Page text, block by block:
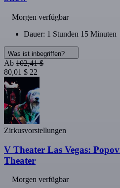
Morgen verfügbar
Dauer: 1 Stunden 15 Minuten
Was ist inbegriffen?
Ab 102,41 $
80,01 $ 22
Zirkusvorstellungen
V Theater Las Vegas:
Theater
Morgen verfügbar